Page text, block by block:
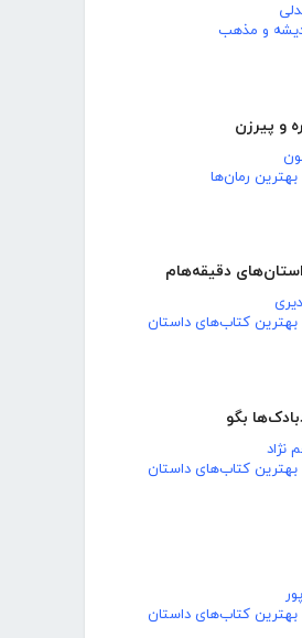
و مذهب
و پیرزن
بهترین رمان‌ها
دقیقه‌هام
بهترین کتاب‌های داستان
بگو
نژاد
بهترین کتاب‌های داستان
بهترین کتاب‌های داستان